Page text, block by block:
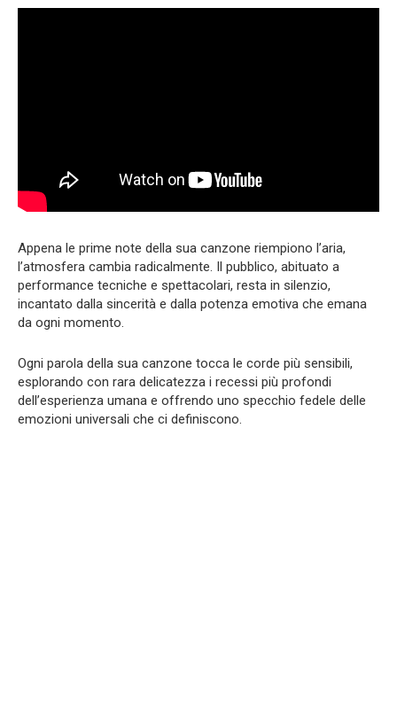
Appena le prime note della sua canzone riempiono l’aria,
l’atmosfera cambia radicalmente. Il pubblico, abituato a
performance tecniche e spettacolari, resta in silenzio,
incantato dalla sincerità e dalla potenza emotiva che emana
da ogni momento.
Ogni parola della sua canzone tocca le corde più sensibili,
esplorando con rara delicatezza i recessi più profondi
dell’esperienza umana e offrendo uno specchio fedele delle
emozioni universali che ci definiscono.